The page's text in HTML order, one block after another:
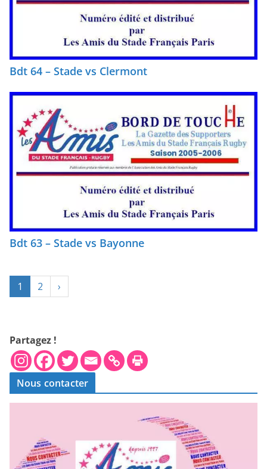
Bdt 64 – Stade vs Clermont
Bdt 63 – Stade vs Bayonne
1 2 ›
Partagez !
Nous contacter